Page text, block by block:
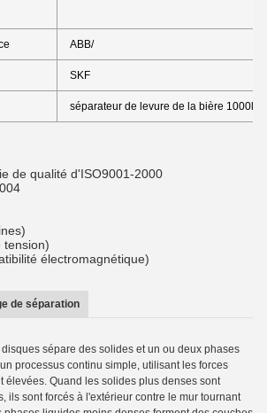
ABB/
SKF
séparateur de levure de la bière 1000l/h
de qualité d'ISO9001-2000
tension)
électromagnétique)
de séparation
sépare des solides et un ou deux phases
processus continu simple, utilisant les forces
élevées. Quand les solides plus denses sont
ils sont forcés à l'extérieur contre le mur tournant